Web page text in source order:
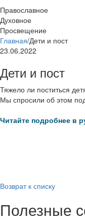
Православное
Духовное
Просвещение
Главная/Дети и пост
23.06.2022
Дети и пост
Тяжело ли поститься
Мы спросили об этом
Читайте подробнее в
Возврат к списку
Полезные